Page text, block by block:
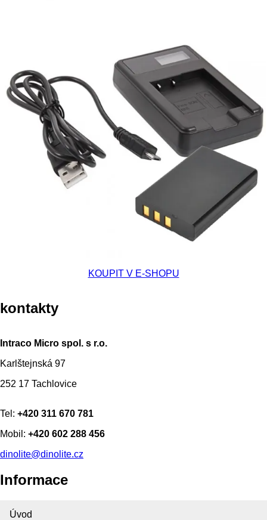
KOUPIT V E-SHOPU
kontakty
Intraco Micro spol. s r.o.
Karlštejnská 97
252 17 Tachlovice
Tel: +420 311 670 781
Mobil: +420 602 288 456
dinolite@dinolite.cz
Informace
Úvod